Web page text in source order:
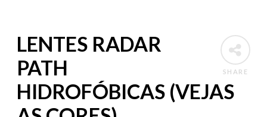
SHARE
LENTES RADAR
PATH
HIDROFÓBICAS (VEJAS